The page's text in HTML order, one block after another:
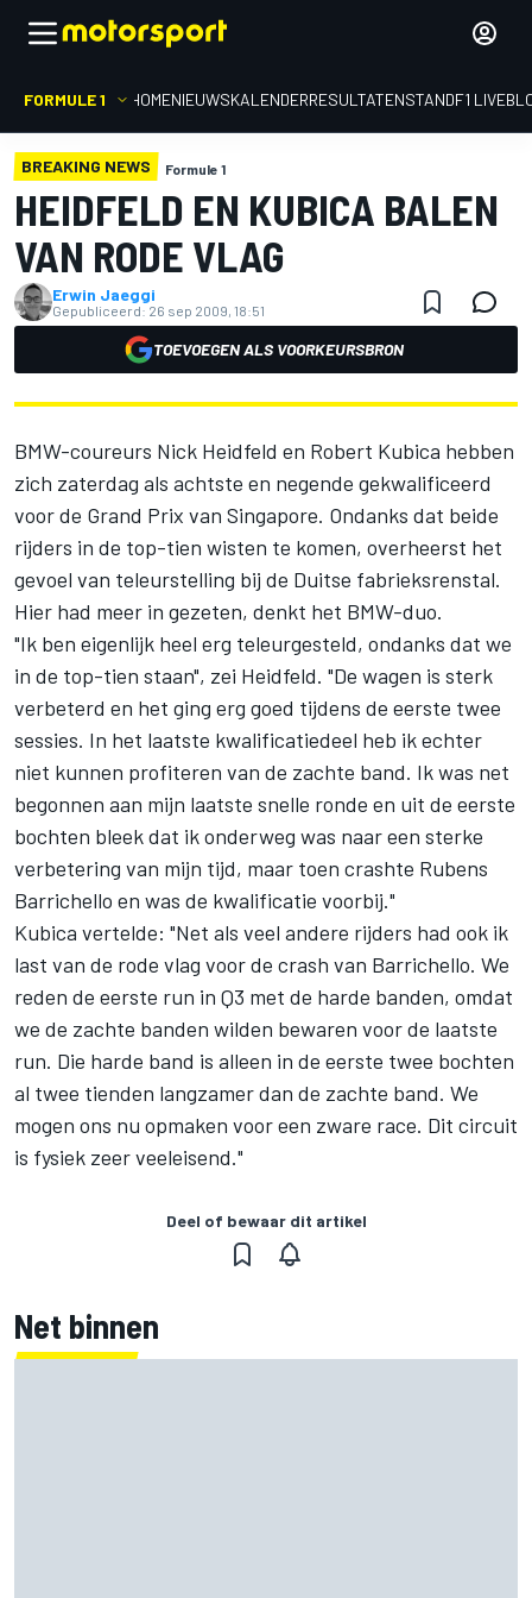
FORMULE 1 HOMENIEUWSKALENDERRESULTATENSTANDF1
BREAKING NEWS Formule 1
HEIDFELD EN KUBICA BALEN
VAN RODE VLAG
Erwin Jaeggi
Gepubliceerd: 26 sep 2009, 18:51
TOEVOEGEN ALS VOORKEURSBRON
BMW-coureurs Nick Heidfeld en Robert Kubica hebben
zich zaterdag als achtste en negende gekwalificeerd
voor de Grand Prix van Singapore. Ondanks dat beide
rijders in de top-tien wisten te komen, overheerst het
gevoel van teleurstelling bij de Duitse fabrieksrenstal.
Hier had meer in gezeten, denkt het BMW-duo.
"Ik ben eigenlijk heel erg teleurgesteld, ondanks dat we
in de top-tien staan", zei Heidfeld. "De wagen is sterk
verbeterd en het ging erg goed tijdens de eerste twee
sessies. In het laatste kwalificatiedeel heb ik echter
niet kunnen profiteren van de zachte band. Ik was net
begonnen aan mijn laatste snelle ronde en uit de eerste
bochten bleek dat ik onderweg was naar een sterke
verbetering van mijn tijd, maar toen crashte Rubens
Barrichello en was de kwalificatie voorbij."
Kubica vertelde: "Net als veel andere rijders had ook ik
last van de rode vlag voor de crash van Barrichello. We
reden de eerste run in Q3 met de harde banden, omdat
we de zachte banden wilden bewaren voor de laatste
run. Die harde band is alleen in de eerste twee bochten
al twee tienden langzamer dan de zachte band. We
mogen ons nu opmaken voor een zware race. Dit circuit
is fysiek zeer veeleisend."
Deel of bewaar dit artikel
Net binnen